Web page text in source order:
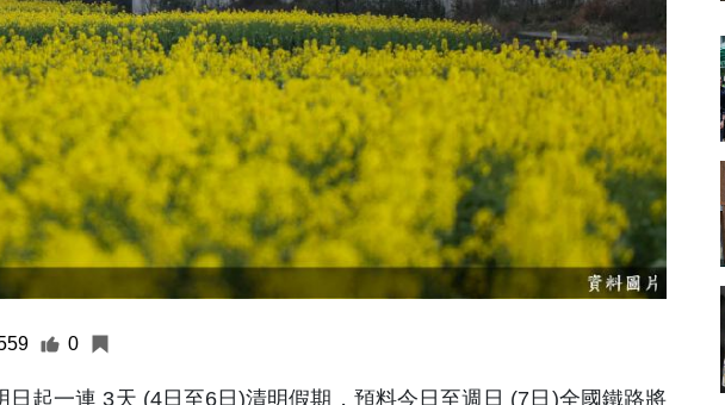
0
日起一連 3天 (4日至6日)清明假期，預料今日至週日 (7日)全國鐵路將